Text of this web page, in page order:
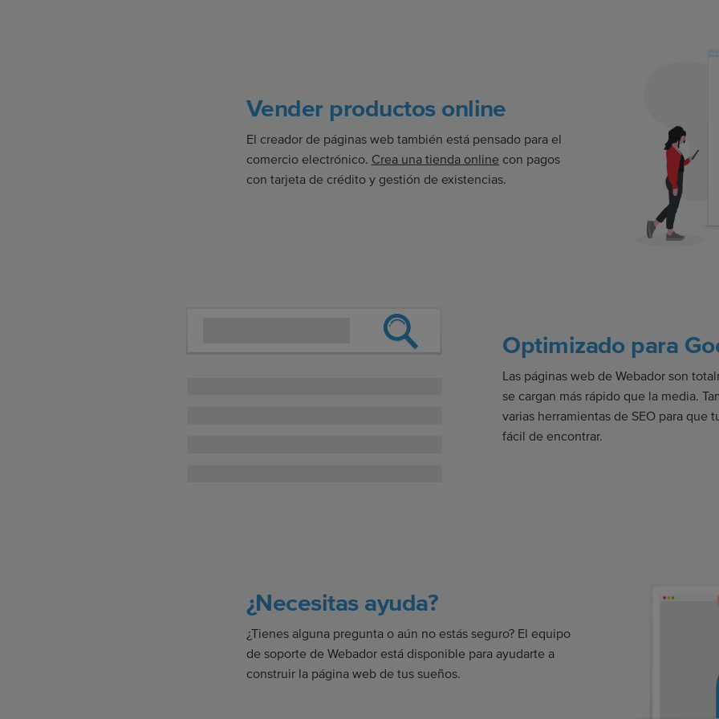
Vender productos online
El creador de páginas web también está pensado para el
comercio electrónico. Crea una tienda online con pagos
con tarjeta de crédito y gestión de existencias.
Optimizado para
Las páginas web de Webador son
se cargan más rápido que la media.
varias herramientas de SEO para que
fácil de encontrar.
¿Necesitas ayuda?
¿Tienes alguna pregunta o aún no estás seguro? El equipo
de soporte de Webador está disponible para ayudarte a
construir la página web de tus sueños.